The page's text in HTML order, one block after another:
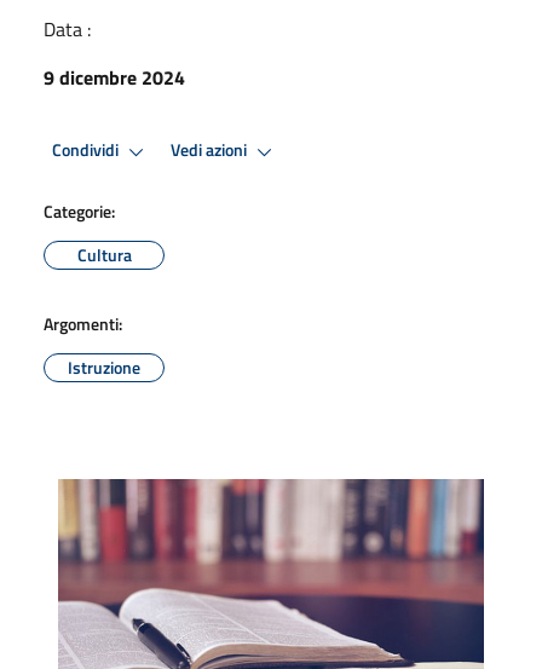
Data :
9 dicembre 2024
Condividi Vedi azioni
Categorie:
Cultura
Argomenti:
Istruzione